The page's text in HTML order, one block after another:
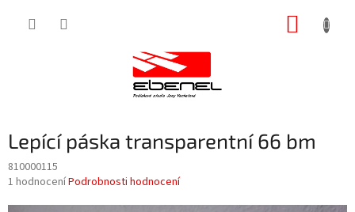
Lepící páska transparentní 66 bm
810000115
Průměrné
1 hodnoceníPodrobnosti hodnocení